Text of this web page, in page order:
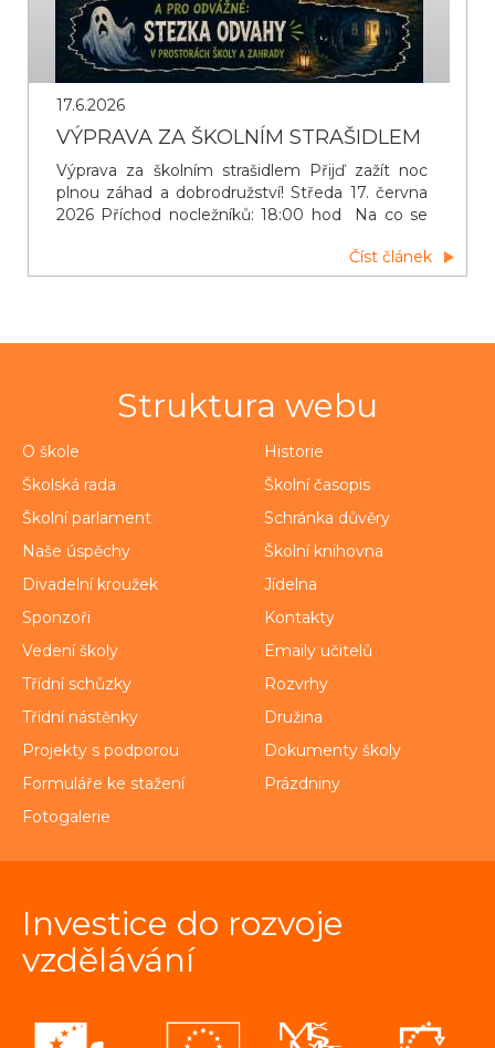
17.6.2026
VÝPRAVA ZA ŠKOLNÍM STRAŠIDLEM
Výprava za školním strašidlem Přijď zažít noc
plnou záhad a dobrodružství! Středa 17. června
2026 Příchod nocležníků: 18:00 hod Na co se
Zpívání u táboráků s kytarou Večerní promítání
Stezka odvahy ODVAHA POVINNÁ, STRACH
Číst článek
Struktura webu
O škole
Historie
Školská rada
Školní časopis
Školní parlament
Schránka důvěry
Naše úspěchy
Školní knihovna
Divadelní kroužek
Jídelna
Sponzoři
Kontakty
Vedení školy
Emaily učitelů
Třídní schůzky
Rozvrhy
Třídní nástěnky
Družina
Projekty s podporou
Dokumenty školy
Formuláře ke stažení
Prázdniny
Fotogalerie
Investice do rozvoje
vzdělávání